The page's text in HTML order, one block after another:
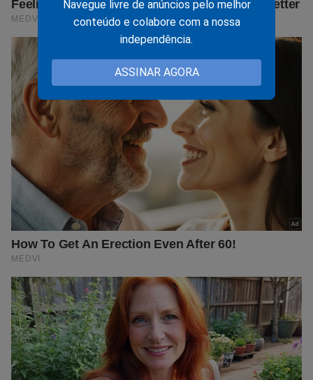
Navegue livre de anúncios pelo melhor
conteúdo e colabore com a nossa
independência.
ASSINAR AGORA